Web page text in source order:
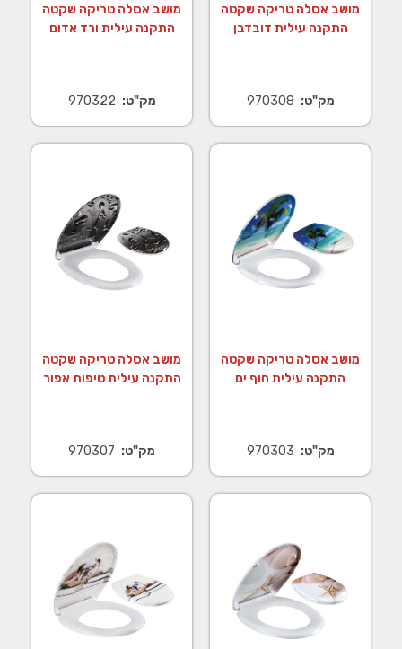
מושב אסלה טריקה שקטה
התקנה עילית דובדבן
מק"ט: 970308
מושב אסלה טריקה שקטה
התקנה עילית ורד אדום
מק"ט: 970322
מושב אסלה טריקה שקטה
התקנה עילית חוף ים
מק"ט: 970303
מושב אסלה טריקה שקטה
התקנה עילית טיפות אפור
מק"ט: 970307